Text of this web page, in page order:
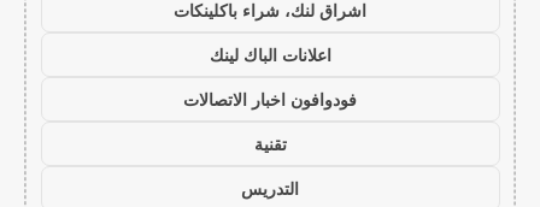
اشراق لنك، شراء باكلينكات
اعلانات الباك لينك
فودوافون اخبار الاتصالات
تقنية
التدريس